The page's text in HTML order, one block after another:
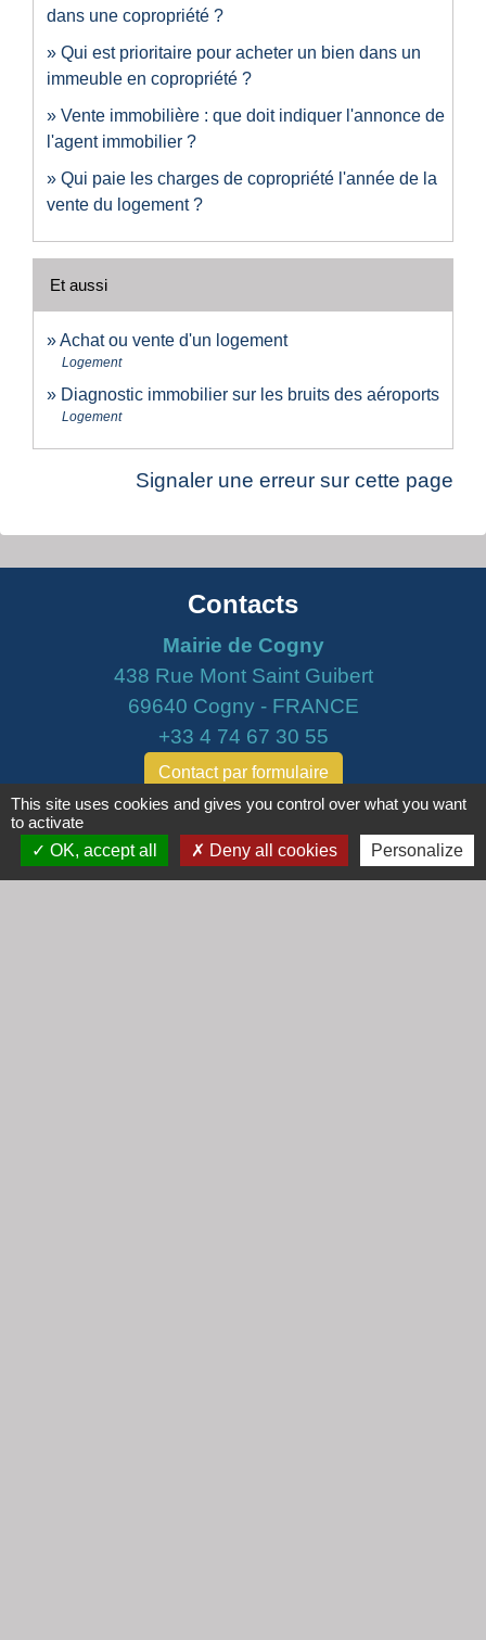
dans une copropriété ?
Qui est prioritaire pour acheter un bien dans un
immeuble en copropriété ?
Vente immobilière : que doit indiquer l'annonce de
l'agent immobilier ?
Qui paie les charges de copropriété l'année de la
vente du logement ?
Et aussi
Achat ou vente d'un logement
Logement
Diagnostic immobilier sur les bruits des aéroports
Logement
Signaler une erreur sur cette page
Contacts
Mairie de Cogny
438 Rue Mont Saint Guibert
69640 Cogny - FRANCE
+33 4 74 67 30 55
Contact par formulaire
Horaires
Lundi : 16h30 - 18h30
This site uses cookies and gives you control over what you want
to activate
OK, accept all
Deny all cookies Personalize